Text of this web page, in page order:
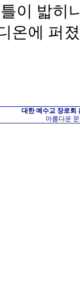
이 밟히
온에 퍼
대한 예수교 장로회
아름다운